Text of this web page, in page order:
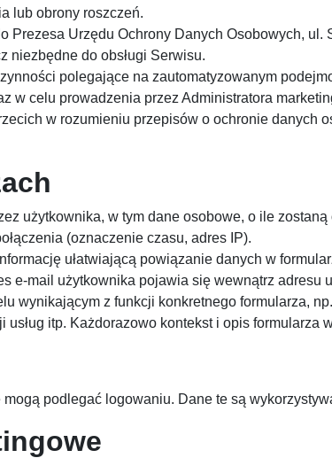
lub obrony roszczeń.
Prezesa Urzędu Ochrony Danych Osobowych, ul.
niezbędne do obsługi Serwisu.
polegające na zautomatyzowanym
w celu prowadzenia przez Administratora
w rozumieniu przepisów o ochronie danych
użytkownika, w tym dane osobowe, o ile zostaną
(oznaczenie czasu, adres IP).
ułatwiającą powiązanie danych w
e-mail użytkownika pojawia się wewnątrz adresu
wynikającym z funkcji konkretnego formularza,
itp. Każdorazowo kontekst i opis formularza
podlegać logowaniu. Dane te są